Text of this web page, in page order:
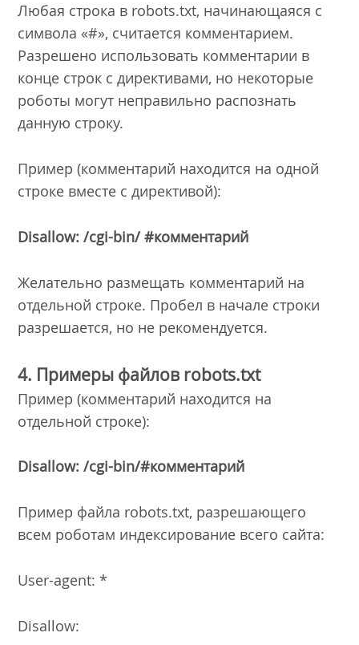
Любая строка в robots.txt, начинающаяся с
символа «#», считается комментарием.
Разрешено использовать комментарии в
конце строк с директивами, но некоторые
роботы могут неправильно распознать
данную строку.
Пример (комментарий находится на одной
строке вместе с директивой):
Disallow: /cgi-bin/ #комментарий
Желательно размещать комментарий на
отдельной строке. Пробел в начале строки
разрешается, но не рекомендуется.
4. Примеры файлов robots.txt
Пример (комментарий находится на
отдельной строке):
Disallow: /cgi-bin/#комментарий
Пример файла robots.txt, разрешающего
всем роботам индексирование всего сайта:
User-agent: *
Disallow: